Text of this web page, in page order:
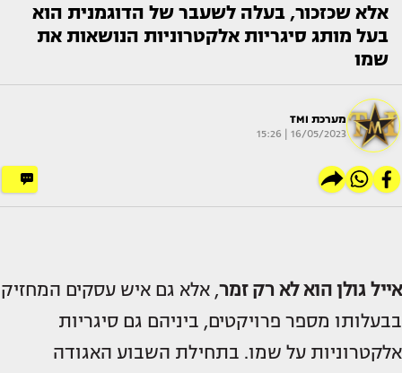
אלא שכזכור, בעלה לשעבר של הדוגמנית הוא
בעל מותג סיגריות אלקטרוניות הנושאות את
שמו
מערכת TMI
16/05/2023 | 15:26
אייל גולן הוא לא רק זמר, אלא גם איש עסקים המחזיק
בבעלותו מספר פרויקטים, ביניהם גם סיגריות
אלקטרוניות על שמו. בתחילת השבוע האגודה